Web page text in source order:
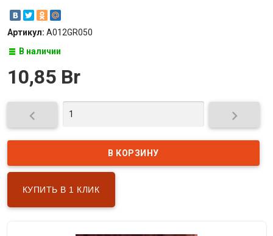
Артикул: A012GR050
В наличии
10,85 Br
 
КУПИТЬ В 1 КЛИК